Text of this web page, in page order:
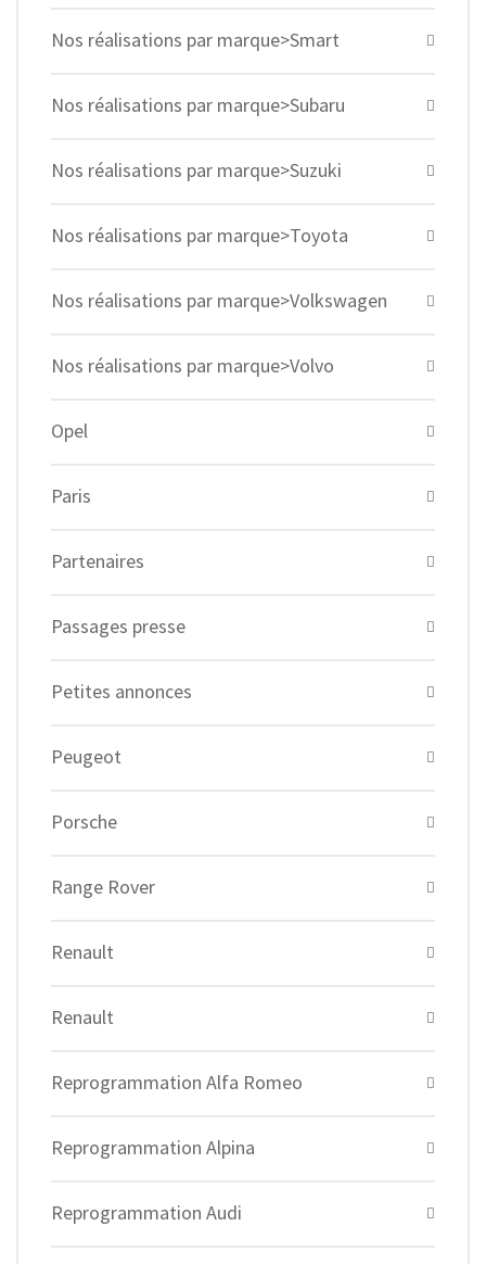
Nos réalisations par marque>Smart
Nos réalisations par marque>Subaru
Nos réalisations par marque>Suzuki
Nos réalisations par marque>Toyota
Nos réalisations par marque>Volkswagen
Nos réalisations par marque>Volvo
Opel
Paris
Partenaires
Passages presse
Petites annonces
Peugeot
Porsche
Range Rover
Renault
Renault
Reprogrammation Alfa Romeo
Reprogrammation Alpina
Reprogrammation Audi